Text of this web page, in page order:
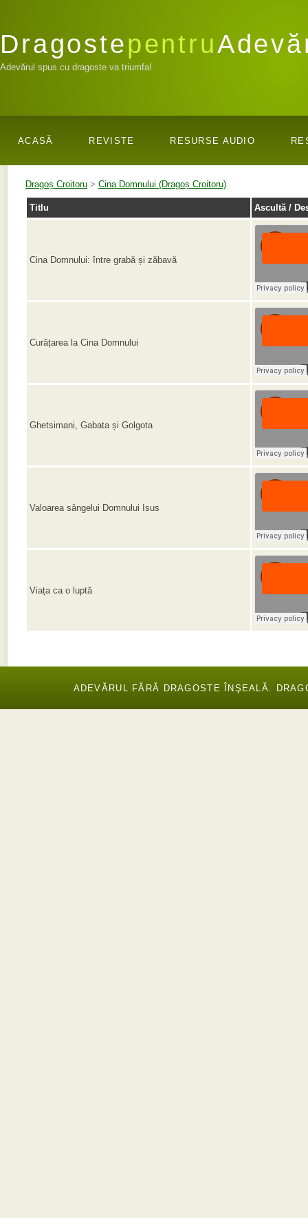
Dragostepentru
Adevărul spus cu dragoste va triumfa!
ACASĂ REVISTE RESURSE AUDIO
Dragoș Croitoru > Cina Domnului (Dragoș Croitoru)
Titlu Ascultă /
Cina Domnului: între grabă și zăbavă
Curățarea la Cina Domnului
Ghetsimani, Gabata și Golgota
Valoarea sângelui Domnului Isus
Viața ca o luptă
ADEVĂRUL FĂRĂ DRAGOSTE ÎNŞEALĂ.